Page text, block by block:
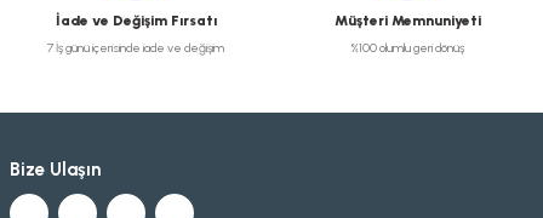
İade ve Değişim Fırsatı
7 İş günü içerisinde iade ve değişim
Müşteri Memnuniyeti
%100 olumlu geri dönüş
Bize Ulaşın